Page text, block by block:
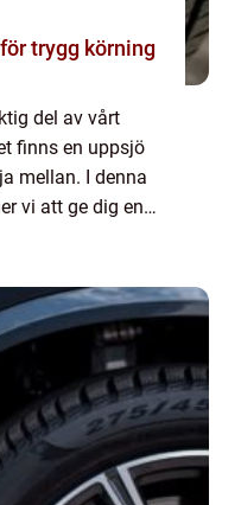
trygg körning
del av vårt
finns en uppsjö
mellan. I denna
vi att ge dig en